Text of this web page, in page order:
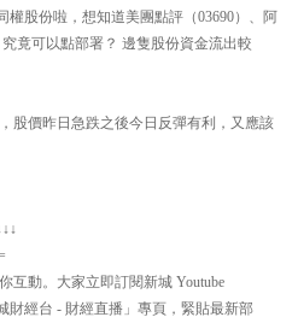
股份啦，想知道美團點評（03690）、阿
竟可以點部署？ 邊隻股份資金流出較
股價昨日急跌之後今日反彈有利，又應該
互動。大家立即訂閱新城 Youtube
財經台 - 財經直播」專頁，緊貼最新部